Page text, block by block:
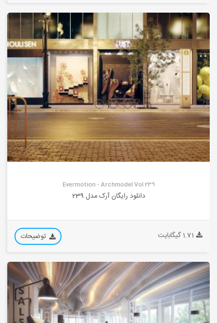
Evermotion - Archmodel Vol 239
دانلود رایگان آرک مدل 239
1.71 گیگابایت توضیحات